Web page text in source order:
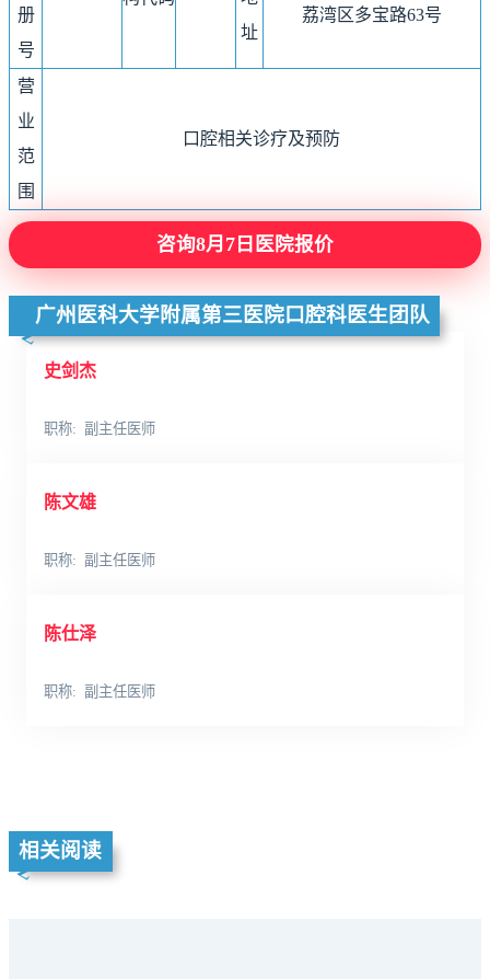
册
号
址
荔湾区多宝路63号
营
业
范
围
口腔相关诊疗及预防
咨询8月7日医院报价
广州医科大学附属第三医院口腔科医生团队
史剑杰
职称 副主任医师
陈文雄
职称 副主任医师
陈仕泽
职称 副主任医师
相关阅读